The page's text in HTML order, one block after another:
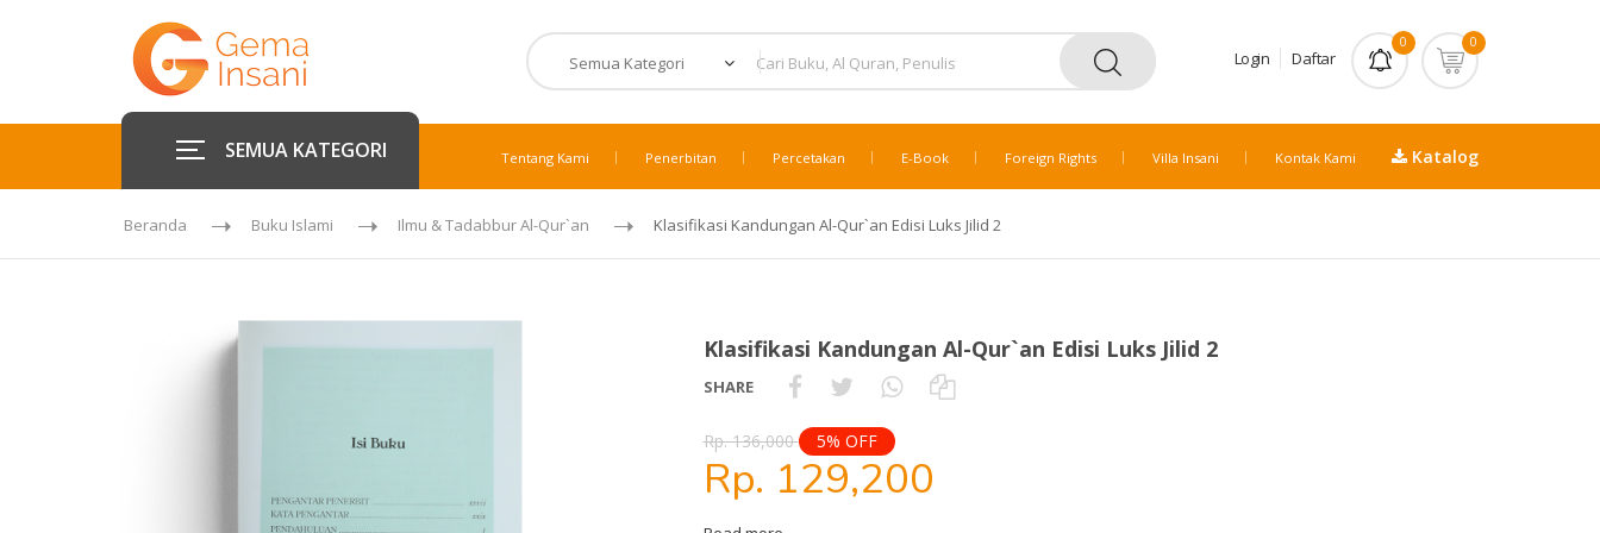
Login Daftar
0 0
SEMUA KATEGORI Tentang Kami Penerbitan Percetakan E-Book Foreign Rights Villa Insani Kontak Kami Katalog
Beranda Buku Islami Ilmu & Tadabbur Al-Qur`an Klasifikasi Kandungan Al-Qur`an Edisi Luks Jilid 2
Klasifikasi Kandungan Al-Qur`an Edisi Luks Jilid 2
SHARE
Rp. 136,000 5% OFF
Rp. 129,200